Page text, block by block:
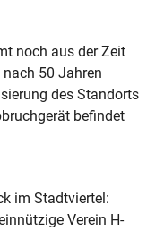
noch aus der Zeit
50 Jahren
des Standorts
befindet
im Stadtviertel:
Verein H-